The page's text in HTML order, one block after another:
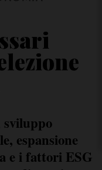
espansione
e i fattori ESG